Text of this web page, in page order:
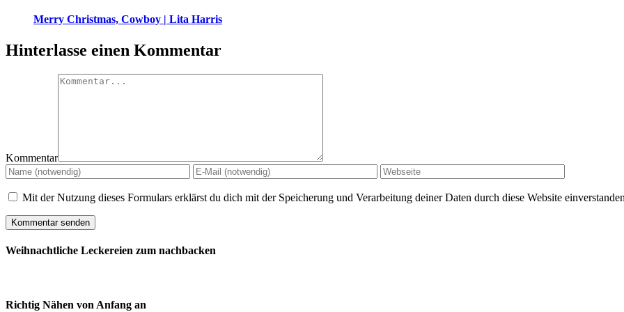
Merry Christmas, Cowboy | Lita Harris
Hinterlasse einen Kommentar
Kommentar
Mit der Nutzung dieses Formulars erklärst du dich mit der Speicherung und Verarbeitung deiner Daten durch diese Website
Weihnachtliche Leckereien zum nachbacken
Richtig Nähen von Anfang an